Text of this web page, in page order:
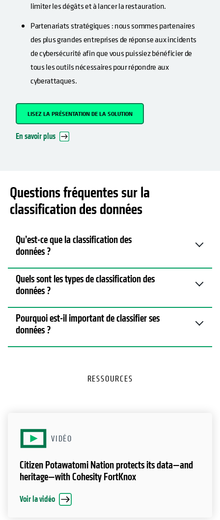
limiter les dégâts et à lancer la restauration.
Partenariats stratégiques : nous sommes partenaires
des plus grandes entreprises de réponse aux incidents
de cybersécurité afin que vous puissiez bénéficier de
tous les outils nécessaires pour répondre aux
cyberattaques.
LISEZ LA PRÉSENTATION DE LA SOLUTION
En savoir plus
Questions fréquentes sur la
classification des données
Qu’est-ce que la classification des
données ?
Quels sont les types de classification des
données ?
Pourquoi est-il important de classifier ses
données ?
RESSOURCES
VIDÉO
Citizen Potawatomi Nation protects its data—and
heritage—with Cohesity FortKnox
Voir la vidéo